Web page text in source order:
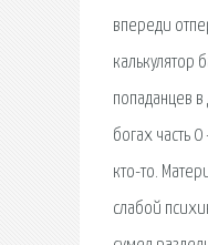
впереди
калькулятор
попаданцев
богах часть
кто-то.
слабой